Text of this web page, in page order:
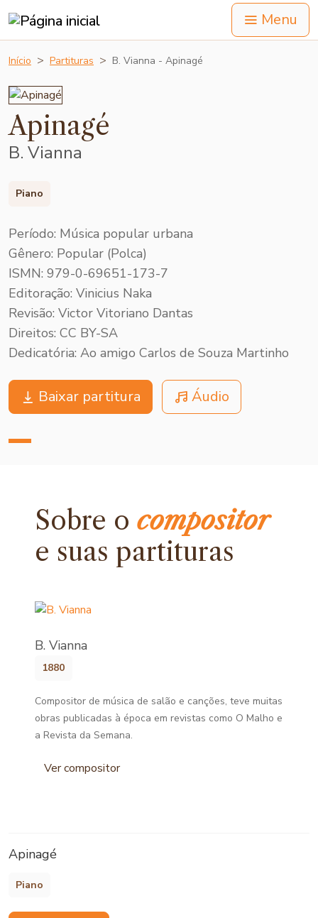
Menu
Início Partituras B. Vianna - Apinagé
Apinagé
B. Vianna
Piano
Período: Música popular urbana
Gênero: Popular (Polca)
ISMN: 979-0-69651-173-7
Editoração: Vinicius Naka
Revisão: Victor Vitoriano Dantas
Direitos: CC BY-SA
Dedicatória: Ao amigo Carlos de Souza Martinho
Baixar partitura Áudio
Sobre ocompositor
e suas partituras
B. Vianna
1880
Compositor de música de salão e canções, teve muitas
obras publicadas à época em revistas como O Malho e
a Revista da Semana.
Ver compositor
Apinagé
Piano